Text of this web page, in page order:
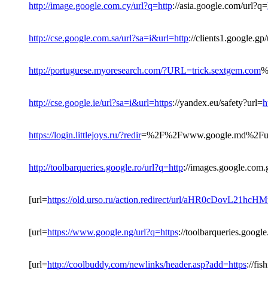
http://image.google.com.cy/url?q=http://asia.google.com/url?q=
http://cse.google.com.sa/url?sa=i&url=http://
http://portuguese.myoresearch.com/?URL=trick.sextgem.com
http://cse.google.ie/url?sa=i&url=https://yandex.eu/safety?url=
https://login.littlejoys.ru/?redir
http://toolbarqueries.google.ro/url?q=http://
[url=https://old.urso.ru/action.redirect/url/
[url=https://www.google.ng/url?q=https://
[url=http://coolbuddy.com/newlinks/header.asp?add=https://